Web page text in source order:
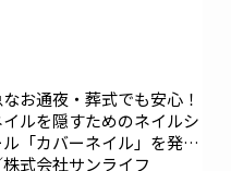
お通夜・葬式でも安心！
イルを隠すためのネイルシ
ル「カバーネイル」を発売
株式会社サンライフ